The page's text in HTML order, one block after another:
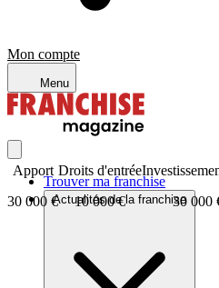
Mon compte
Menu
Trouver ma franchise
Actualités de la franchise
Apport
30 000 €
Droits d'entrée
10 000 €
30 000